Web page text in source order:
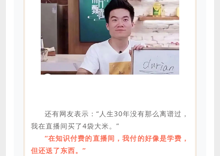
还有网友表示：“人生30年没有那么离谱过，
我在直播间买了4袋大米。”
“在知识付费的直播间，我付的好像是学费，
但还送了东西。”